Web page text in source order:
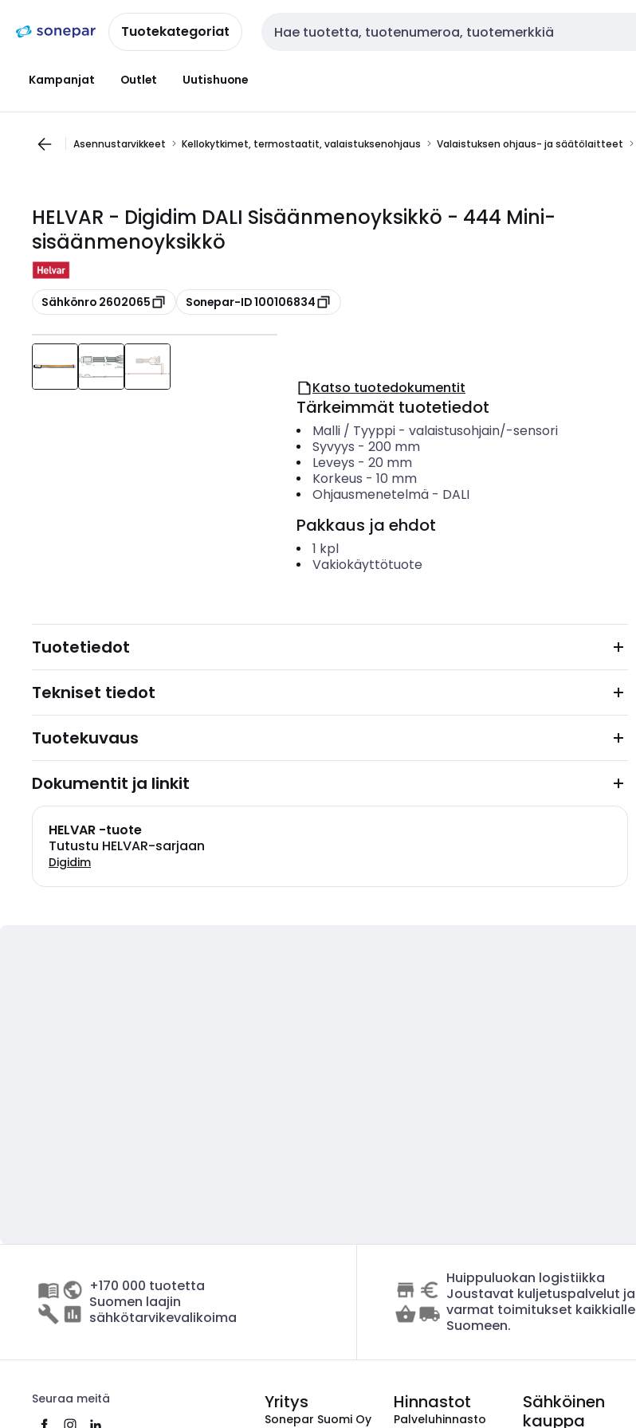
navigointiinsisältöönTuotekategoriat Haku
Kampanjat Outlet Uutishuone
Asennustarvikkeet Kellokytkimet, termostaatit, valaistuksenohjaus Valaistuksen ohjaus- ja säätölaitteet
HELVAR - Digidim DALI Sisäänmenoyksikkö - 444 Mini-
sisäänmenoyksikkö
Kopioi
Sähkönro 2602065 Kopioi
Sonepar-ID 100106834
Katso tuotedokumentit
Tärkeimmät tuotetiedot
Malli / Tyyppi- valaistusohjain/-sensori
Syvyys - 200 mm
Leveys - 20 mm
Korkeus - 10 mm
Ohjausmenetelmä- DALI
Pakkaus ja ehdot
1 kpl
Vakiokäyttötuote
Tuotetiedot
Tekniset tiedot
Tuotekuvaus
Dokumentit ja linkit
HELVAR -tuote
Tutustu HELVAR-sarjaan
Digidim
+170 000 tuotetta
Suomen laajin
sähkötarvikevalikoima
Huippuluokan logistiikka
Joustavat kuljetuspalvelut ja
varmat toimitukset kaikkialle
Suomeen.
Seuraa meitä Yritys
Sonepar Suomi Oy
Hinnastot
Palveluhinnasto
Sähköinen
kauppa